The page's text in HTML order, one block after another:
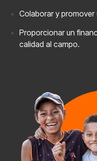
Colaborar y
Proporcionar un
calidad al campo.